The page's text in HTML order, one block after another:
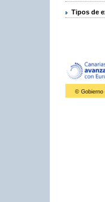
Tipos de
© Gobierno